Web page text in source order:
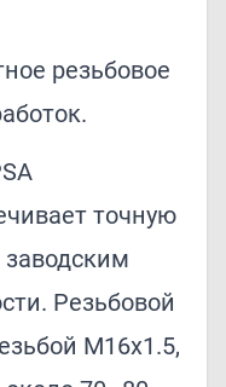
резьбовое
точную
заводским
Резьбовой
M16x1.5,